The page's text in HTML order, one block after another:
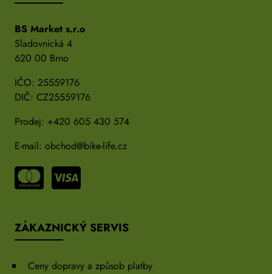
BS Market s.r.o
Sladovnická 4
620 00 Brno
IČO: 25559176
DIČ: CZ25559176
Prodej: +420 605 430 574
E-mail: obchod@bike-life.cz
ZÁKAZNICKÝ SERVIS
Ceny dopravy a způsob platby